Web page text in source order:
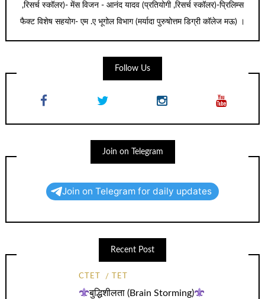
,रिसर्च स्कॉलर)- मेंस विजन - आनंद यादव (प्रतियोगी ,रिसर्च स्कॉलर)-प्रिलिम्स
फैक्ट विशेष सहयोग- एम .ए भूगोल विभाग (मर्यादा पुरुषोत्तम डिग्री कॉलेज मऊ) ।
Follow Us
Join on Telegram
Join on Telegram for daily updates
Recent Post
CTET TET
बुद्धिशीलता (Brain Storming)